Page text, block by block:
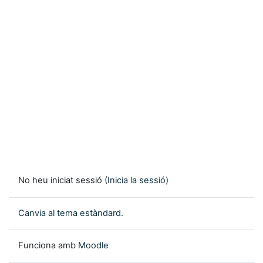
No heu iniciat sessió (Inicia la sessió)
Canvia al tema estàndard.
Funciona amb Moodle